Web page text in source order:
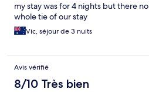
my stay was for 4 nights but there
whole tie of our stay
Vic, séjour de 3 nuits
Avis vérifié
8/10 Très bien